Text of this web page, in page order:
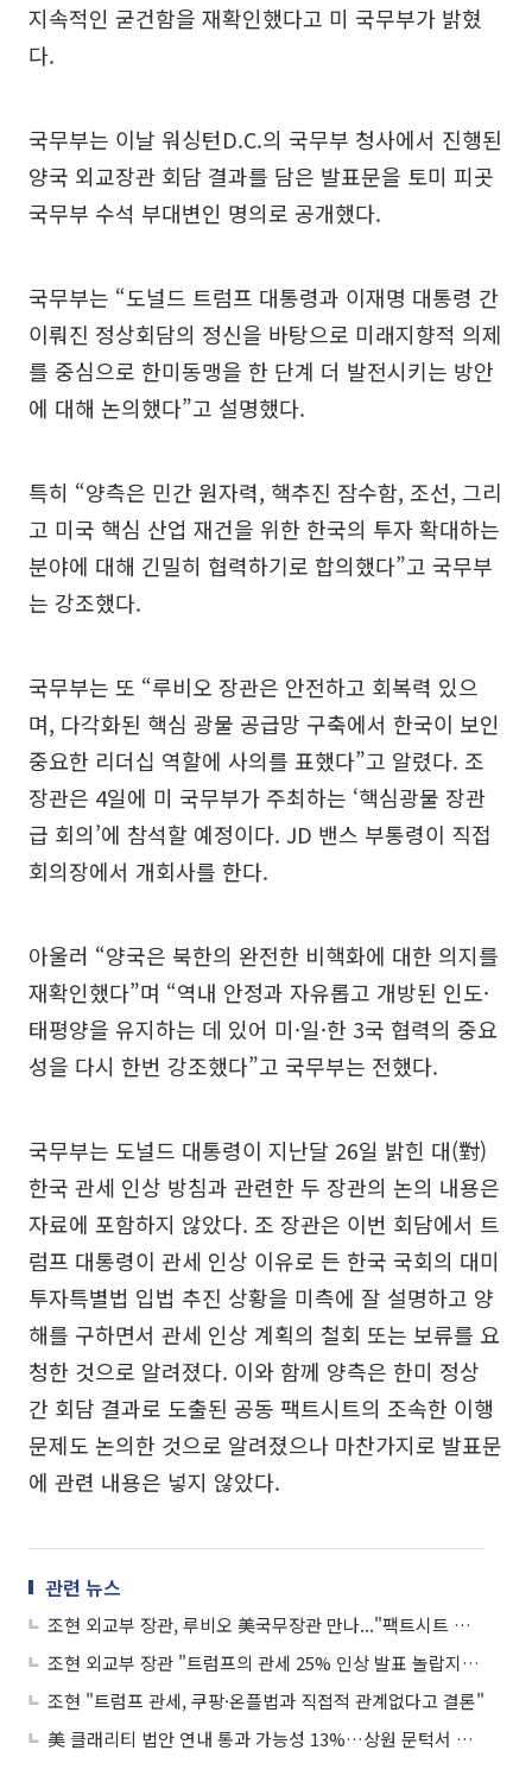
지속적인 굳건함을 재확인했다고 미 국무부가 밝혔
다.
국무부는 이날 워싱턴D.C.의 국무부 청사에서 진행된
양국 외교장관 회담 결과를 담은 발표문을 토미 피곳
국무부 수석 부대변인 명의로 공개했다.
국무부는 “도널드 트럼프 대통령과 이재명 대통령 간
이뤄진 정상회담의 정신을 바탕으로 미래지향적 의제
를 중심으로 한미동맹을 한 단계 더 발전시키는 방안
에 대해 논의했다”고 설명했다.
특히 “양측은 민간 원자력, 핵추진 잠수함, 조선, 그리
고 미국 핵심 산업 재건을 위한 한국의 투자 확대하는
분야에 대해 긴밀히 협력하기로 합의했다”고 국무부
는 강조했다.
국무부는 또 “루비오 장관은 안전하고 회복력 있으
며, 다각화된 핵심 광물 공급망 구축에서 한국이 보인
중요한 리더십 역할에 사의를 표했다”고 알렸다. 조
장관은 4일에 미 국무부가 주최하는 ‘핵심광물 장관
급 회의’에 참석할 예정이다. JD 밴스 부통령이 직접
회의장에서 개회사를 한다.
아울러 “양국은 북한의 완전한 비핵화에 대한 의지를
재확인했다”며 “역내 안정과 자유롭고 개방된 인도·
태평양을 유지하는 데 있어 미·일·한 3국 협력의 중요
성을 다시 한번 강조했다”고 국무부는 전했다.
국무부는 도널드 대통령이 지난달 26일 밝힌 대(對)
한국 관세 인상 방침과 관련한 두 장관의 논의 내용은
자료에 포함하지 않았다. 조 장관은 이번 회담에서 트
럼프 대통령이 관세 인상 이유로 든 한국 국회의 대미
투자특별법 입법 추진 상황을 미측에 잘 설명하고 양
해를 구하면서 관세 인상 계획의 철회 또는 보류를 요
청한 것으로 알려졌다. 이와 함께 양측은 한미 정상
간 회담 결과로 도출된 공동 팩트시트의 조속한 이행
문제도 논의한 것으로 알려졌으나 마찬가지로 발표문
에 관련 내용은 넣지 않았다.
관련 뉴스
조현 외교부 장관, 루비오 美국무장관 만나..."팩트시트 후속조치 협의"
조현 외교부 장관 "트럼프의 관세 25% 인상 발표 놀랍지만 익숙해져야"
조현 "트럼프 관세, 쿠팡·온플법과 직접적 관계없다고 결론"
美 클래리티 법안 연내 통과 가능성 13%…상원 문턱서 제동